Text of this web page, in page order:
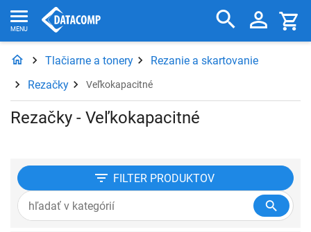
Tlačiarne a tonery
Rezanie a skartovanie
Rezačky
Veľkokapacitné
Rezačky - Veľkokapacitné
FILTER PRODUKTOV